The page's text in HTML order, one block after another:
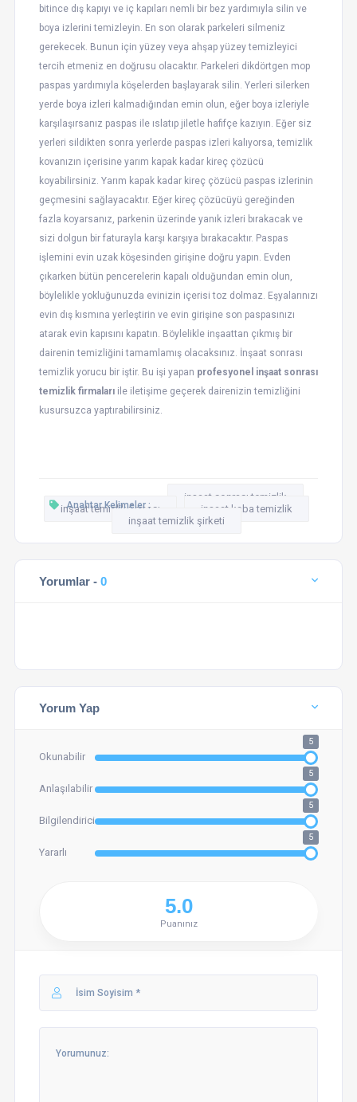
bitince dış kapıyı ve iç kapıları nemli bir bez yardımıyla silin ve
boya izlerini temizleyin. En son olarak parkeleri silmeniz
gerekecek. Bunun için yüzey veya ahşap yüzey temizleyici
tercih etmeniz en doğrusu olacaktır. Parkeleri dikdörtgen mop
paspas yardımıyla köşelerden başlayarak silin. Yerleri silerken
yerde boya izleri kalmadığından emin olun, eğer boya izleriyle
karşılaşırsanız paspas ile ıslatıp jiletle hafifçe kazıyın. Eğer siz
yerleri sildikten sonra yerlerde paspas izleri kalıyorsa, temizlik
kovanızın içerisine yarım kapak kadar kireç çözücü
koyabilirsiniz. Yarım kapak kadar kireç çözücü paspas izlerinin
geçmesini sağlayacaktır. Eğer kireç çözücüyü gereğinden
fazla koyarsanız, parkenin üzerinde yanık izleri bırakacak ve
sizi dolgun bir faturayla karşı karşıya bırakacaktır. Paspas
işlemini evin uzak köşesinden girişine doğru yapın. Evden
çıkarken bütün pencerelerin kapalı olduğundan emin olun,
böylelikle yokluğunuzda evinizin içerisi toz dolmaz. Eşyalarınızı
evin dış kısmına yerleştirin ve evin girişine son paspasınızı
atarak evin kapısını kapatın. Böylelikle inşaattan çıkmış bir
dairenin temizliğini tamamlamış olacaksınız. İnşaat sonrası
temizlik yorucu bir iştir. Bu işi yapan profesyonel inşaat sonrası
temizlik firmaları ile iletişime geçerek dairenizin temizliğini
kusursuzca yaptırabilirsiniz.
Anahtar Kelimeler :
inşaat sonrası temizlik
inşaat temizlik firması
inşaat kaba temizlik
inşaat temizlik şirketi
Yorumlar - 0
Yorum Yap
Okunabilir
5
Anlaşılabilir
5
Bilgilendirici
5
Yararlı
5
Puanınız